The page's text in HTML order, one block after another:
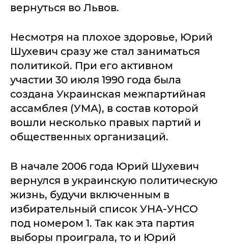
вернуться во Львов.
Несмотря на плохое здоровье, Юрий
Шухевич сразу же стал заниматься
политикой. При его активном
участии 30 июля 1990 года была
создана Украинская межпартийная
ассамблея (УМА), в состав которой
вошли несколько правых партий и
общественных организаций.
В начале 2006 года Юрий Шухевич
вернулся в украинскую политическую
жизнь, будучи включенным в
избирательный список УНА-УНСО
под номером 1. Так как эта партия
выборы проиграла, то и Юрий